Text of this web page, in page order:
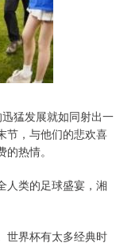
猛发展就如同射出一
节，与他们的悲欢喜
热情。
人类的足球盛宴，湘
世界杯有太多经典时